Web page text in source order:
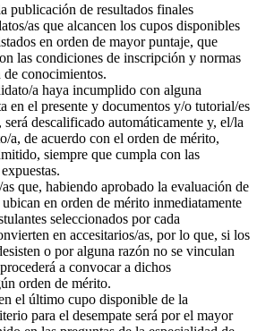
publicación de resultados finales
as que alcancen los cupos disponibles
en orden de mayor puntaje, que
las condiciones de inscripción y normas
conocimientos.
a haya incumplido con alguna
en el presente y documentos y/o tutorial/es
descalificado automáticamente y, el/la
a, de acuerdo con el orden de mérito,
siempre que cumpla con las
que, habiendo aprobado la evaluación de
en orden de mérito inmediatamente
seleccionados por cada
en accesitarios/as, por lo que, si los
o por alguna razón no se vinculan
a convocar a dichos
orden de mérito.
el último cupo disponible de la
para el desempate será por el mayor